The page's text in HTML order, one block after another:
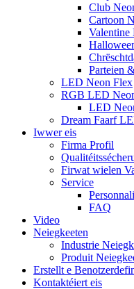
Club
Cartoon
Valentine
Parteien
LED Neon Flex
RGB LED
LED
Dream Faarf
Iwwer eis
Firma Profil
Firwat wielen
Service
FAQ
Video
Neiegkeeten
Industrie
Produit
Erstellt e
Kontaktéiert eis